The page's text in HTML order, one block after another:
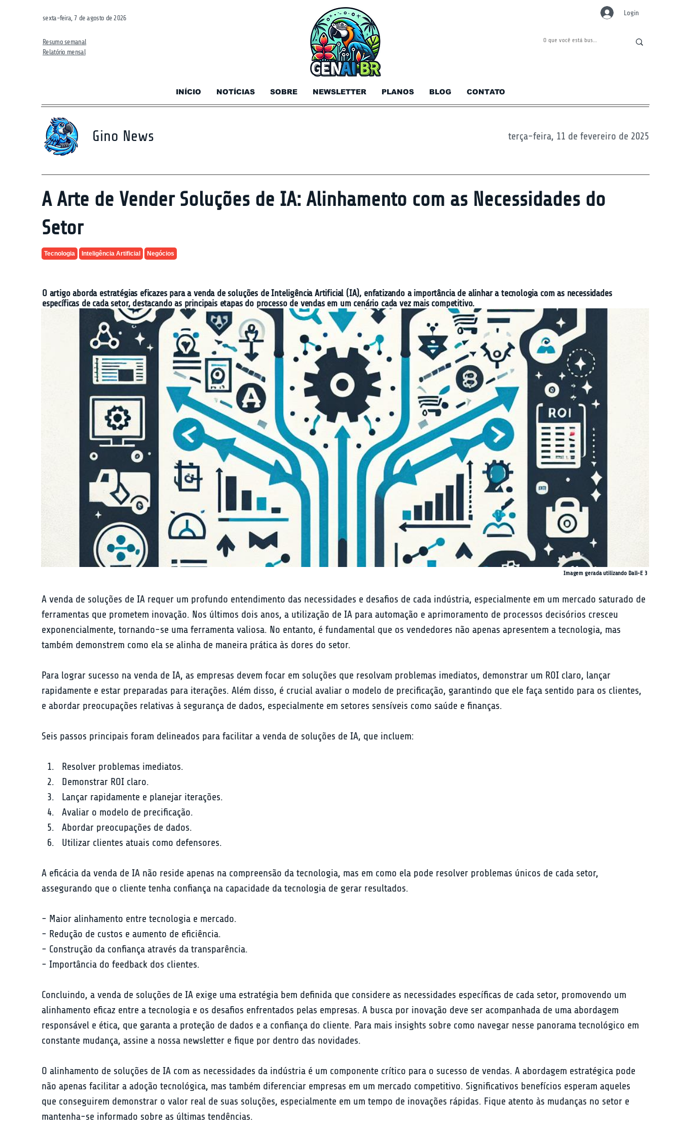
sexta-feira, 7 de agosto de 2026
Resumo semanal
Relatório mensal
INÍCIO NOTÍCIAS SOBRE NEWSLETTER PLANOS BLOG CONTATO
Login
Gino News terça-feira, 11 de fevereiro de 2025
A Arte de Vender Soluções de IA: Alinhamento com as Necessidades do
Setor
Tecnologia Inteligência Artificial Negócios
O artigo aborda estratégias eficazes para a venda de soluções de Inteligência Artificial (IA), enfatizando a importância de alinhar a tecnologia com as necessidades
específicas de cada setor, destacando as principais etapas do processo de vendas em um cenário cada vez mais competitivo.
Imagem gerada utilizando Dall-E 3
A venda de soluções de IA requer um profundo entendimento das necessidades e desafios de cada indústria, especialmente em um mercado saturado de
ferramentas que prometem inovação. Nos últimos dois anos, a utilização de IA para automação e aprimoramento de processos decisórios cresceu
exponencialmente, tornando-se uma ferramenta valiosa. No entanto, é fundamental que os vendedores não apenas apresentem a tecnologia, mas
também demonstrem como ela se alinha de maneira prática às dores do setor.
Para lograr sucesso na venda de IA, as empresas devem focar em soluções que resolvam problemas imediatos, demonstrar um ROI claro, lançar
rapidamente e estar preparadas para iterações. Além disso, é crucial avaliar o modelo de precificação, garantindo que ele faça sentido para os clientes,
e abordar preocupações relativas à segurança de dados, especialmente em setores sensíveis como saúde e finanças.
Seis passos principais foram delineados para facilitar a venda de soluções de IA, que incluem:
Resolver problemas imediatos.
Demonstrar ROI claro.
Lançar rapidamente e planejar iterações.
Avaliar o modelo de precificação.
Abordar preocupações de dados.
Utilizar clientes atuais como defensores.
A eficácia da venda de IA não reside apenas na compreensão da tecnologia, mas em como ela pode resolver problemas únicos de cada setor,
assegurando que o cliente tenha confiança na capacidade da tecnologia de gerar resultados.
- Maior alinhamento entre tecnologia e mercado.
- Redução de custos e aumento de eficiência.
- Construção da confiança através da transparência.
- Importância do feedback dos clientes.
Concluindo, a venda de soluções de IA exige uma estratégia bem definida que considere as necessidades específicas de cada setor, promovendo um
alinhamento eficaz entre a tecnologia e os desafios enfrentados pelas empresas. A busca por inovação deve ser acompanhada de uma abordagem
responsável e ética, que garanta a proteção de dados e a confiança do cliente. Para mais insights sobre como navegar nesse panorama tecnológico em
constante mudança, assine a nossa newsletter e fique por dentro das novidades.
O alinhamento de soluções de IA com as necessidades da indústria é um componente crítico para o sucesso de vendas. A abordagem estratégica pode
não apenas facilitar a adoção tecnológica, mas também diferenciar empresas em um mercado competitivo. Significativos benefícios esperam aqueles
que conseguirem demonstrar o valor real de suas soluções, especialmente em um tempo de inovações rápidas. Fique atento às mudanças no setor e
mantenha-se informado sobre as últimas tendências.